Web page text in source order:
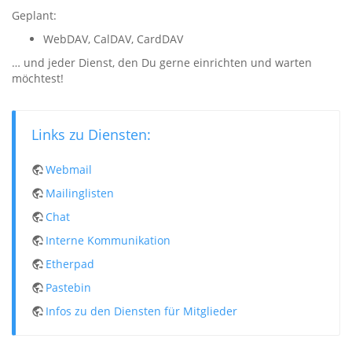
Geplant:
WebDAV, CalDAV, CardDAV
… und jeder Dienst, den Du gerne einrichten und warten
möchtest!
Links zu Diensten:
Webmail
Mailinglisten
Chat
Interne Kommunikation
Etherpad
Pastebin
Infos zu den Diensten für Mitglieder